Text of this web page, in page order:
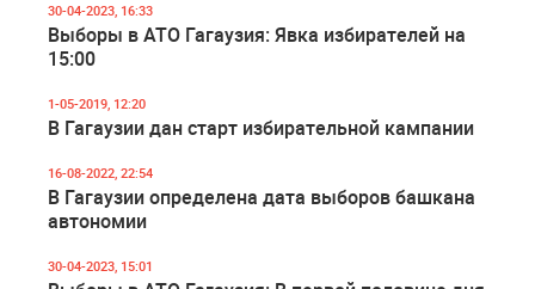
30-04-2023, 16:33
Выборы в АТО Гагаузия: Явка избирателей на
15:00
1-05-2019, 12:20
В Гагаузии дан старт избирательной кампании
16-08-2022, 22:54
В Гагаузии определена дата выборов башкана
автономии
30-04-2023, 15:01